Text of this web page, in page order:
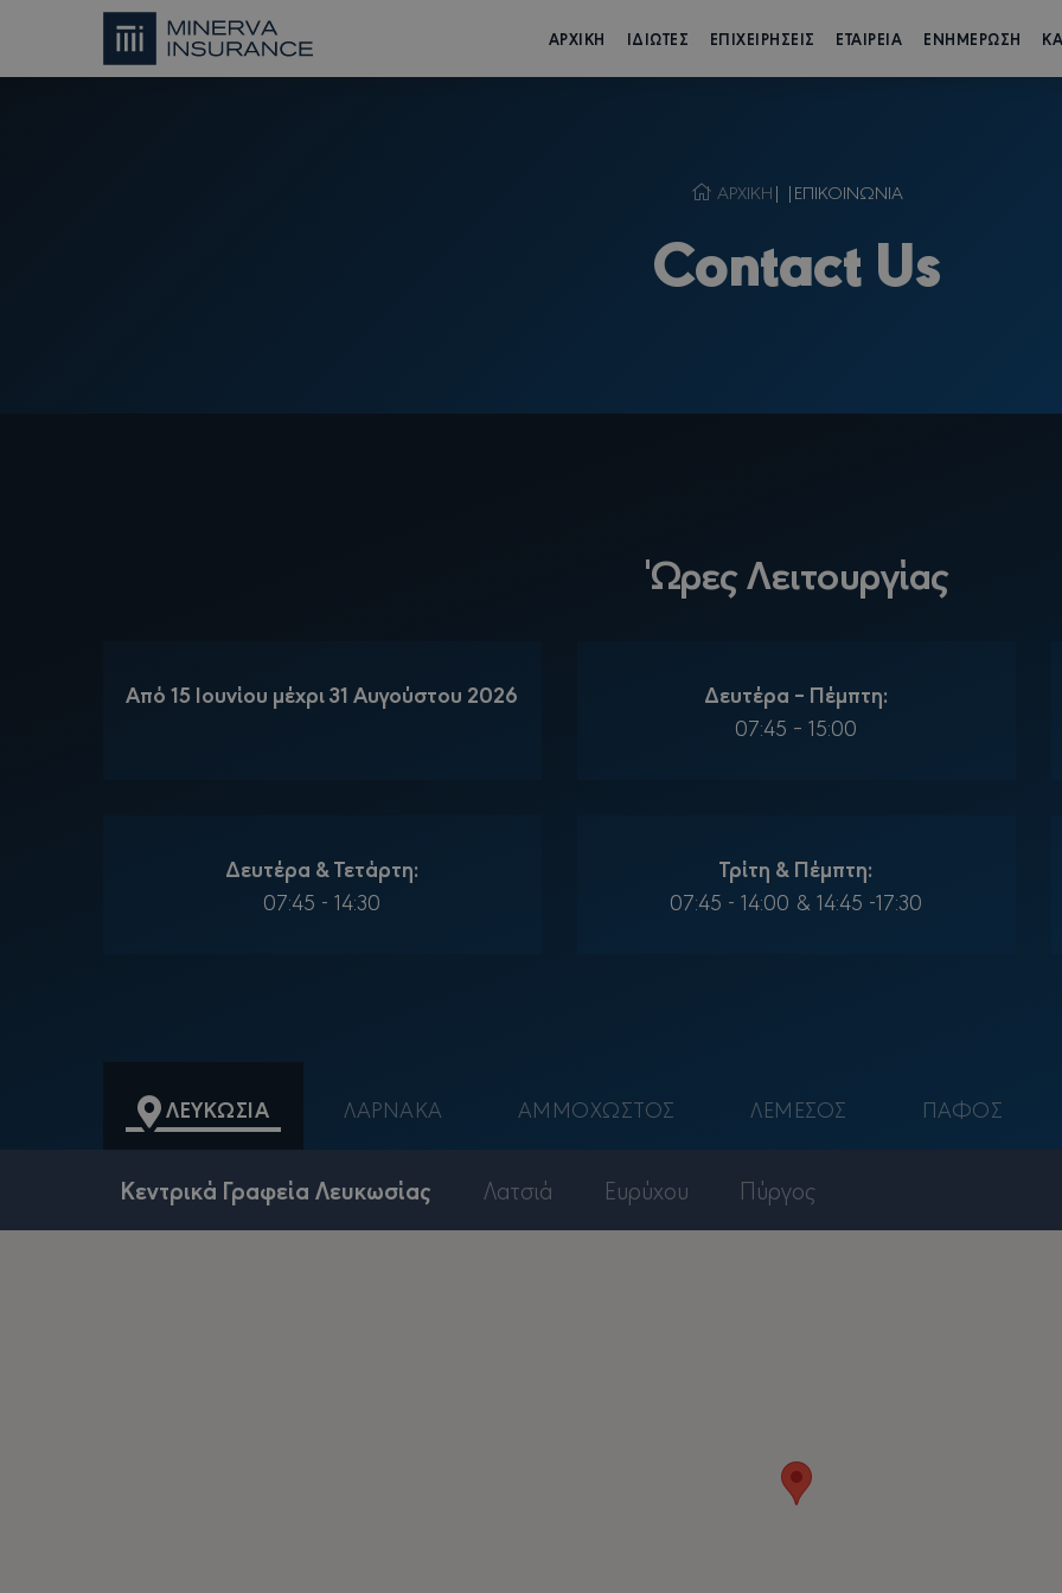
ΑΡΧΙΚΗ ΙΔΙΩΤΕΣ ΕΠΙΧΕΙΡΗΣΕΙΣ ΕΤΑΙΡΕΙΑ ΕΝΗΜΕΡΩΣΗ
ΑΡΧΙΚΗ| |ΕΠΙΚΟΙΝΩΝΙΑ
Contact Us
Ώρες Λειτουργίας
Από 15 Ιουνίου μέχρι 31 Αυγούστου 2026 Δευτέρα – Πέμπτη:
07:45 – 15:00
Δευτέρα & Τετάρτη:
07:45 - 14:30
Τρίτη & Πέμπτη:
07:45 - 14:00 & 14:45 -17:30
λευκωσια λαρνακα αμμοχωστος λεμεσος παφος
Kεντρικά Γραφεία Λευκωσίας Λατσιά Ευρύχου Πύργος